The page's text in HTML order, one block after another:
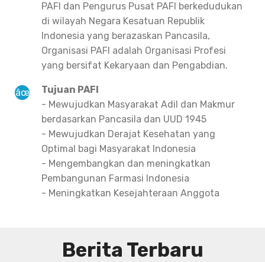
PAFI dan Pengurus Pusat PAFI berkedudukan
di wilayah Negara Kesatuan Republik
Indonesia yang berazaskan Pancasila,
Organisasi PAFI adalah Organisasi Profesi
yang bersifat Kekaryaan dan Pengabdian.
Tujuan PAFI
- Mewujudkan Masyarakat Adil dan Makmur
berdasarkan Pancasila dan UUD 1945
- Mewujudkan Derajat Kesehatan yang
Optimal bagi Masyarakat Indonesia
- Mengembangkan dan meningkatkan
Pembangunan Farmasi Indonesia
- Meningkatkan Kesejahteraan Anggota
Berita Terbaru